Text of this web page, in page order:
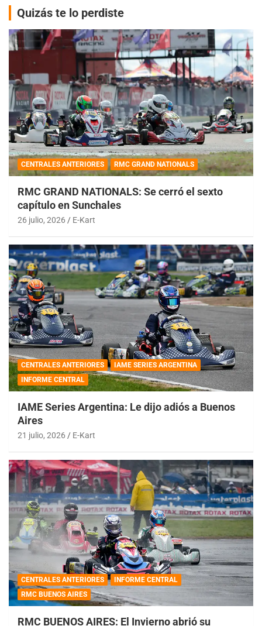
Quizás te lo perdiste
CENTRALES ANTERIORES RMC GRAND NATIONALS
RMC GRAND NATIONALS: Se cerró el sexto
capítulo en Sunchales
26 julio, 2026 E-Kart
CENTRALES ANTERIORES
IAME SERIES ARGENTINA
INFORME CENTRAL
IAME Series Argentina: Le dijo adiós a Buenos
Aires
21 julio, 2026 E-Kart
CENTRALES ANTERIORES
INFORME CENTRAL
RMC BUENOS AIRES
RMC BUENOS AIRES: El Invierno abrió su